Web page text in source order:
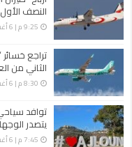
النصف
9:25 م | 6 أغسطس، 2026
الثاني من
8:30 م | 6 أغسطس، 2026
توافد
يتصدر
7:45 م | 6 أغسطس، 2026